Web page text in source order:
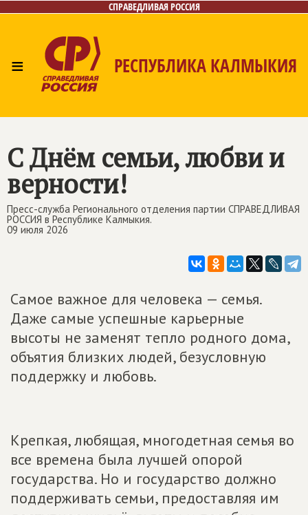
СПРАВЕДЛИВАЯ РОССИЯ
≡ РЕСПУБЛИКА КАЛМЫКИЯ
С Днём семьи, любви и
верности!
Пресс-служба Регионального отделения партии СПРАВЕДЛИВАЯ
РОССИЯ в Республике Калмыкия.
09 июля 2026
Самое важное для человека — семья.
Даже самые успешные карьерные
высоты не заменят тепло родного дома,
объятия близких людей, безусловную
поддержку и любовь.
Крепкая, любящая, многодетная семья во
все времена была лучшей опорой
государства. Но и государство должно
поддерживать семьи, предоставляя им